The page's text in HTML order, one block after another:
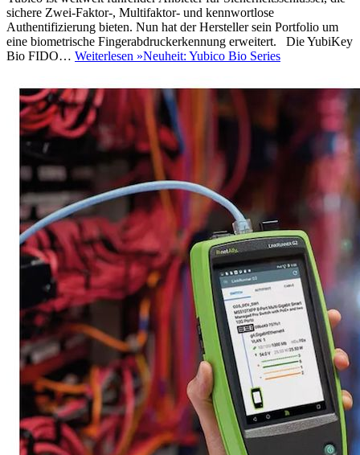
sichere Zwei-Faktor-, Multifaktor- und kennwortlose
Authentifizierung bieten. Nun hat der Hersteller sein Portfolio um
eine biometrische Fingerabdruckerkennung erweitert. Die YubiKey
Bio FIDO… Weiterlesen »Neuheit: Yubico Bio Series